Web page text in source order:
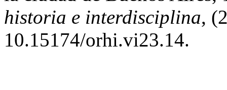
historia e interdisciplina,
10.15174/orhi.vi23.14.